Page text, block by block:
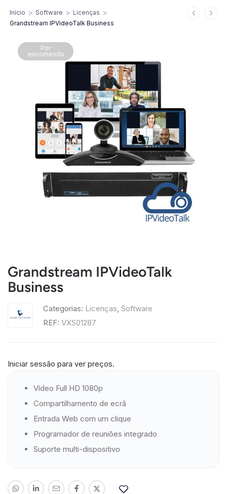
Início > Software > Licenças >
Grandstream IPVideoTalk Business
Por
encomenda
Grandstream IPVideoTalk
Business
Categorias: Licenças, Software
REF: VXS01287
Iniciar sessão para ver preços.
Vídeo Full HD 1080p
Compartilhamento de ecrã
Entrada Web com um clique
Programador de reuniões integrado
Suporte multi-dispositivo